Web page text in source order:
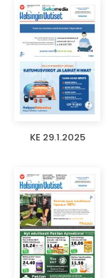
KE 29.1.2025